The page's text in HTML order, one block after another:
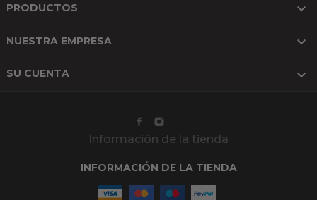
PRODUCTOS 
NUESTRA EMPRESA 
SU CUENTA 
Información de la tienda
INFORMACIÓN DE LA TIENDA